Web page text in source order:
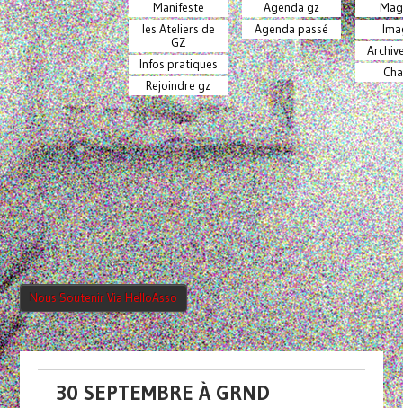
Manifeste
les Ateliers de
GZ
Infos pratiques
Rejoindre gz
Agenda gz
Agenda passé
Nous Soutenir Via HelloAsso
30 SEPTEMBRE À GRND